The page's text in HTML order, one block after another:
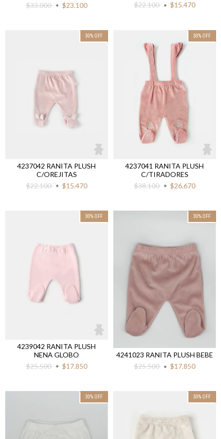
$33.000
$23.100
$22.100
$15.470
30% OFF
4237042 RANITA PLUSH
C/OREJITAS
$22.100
$15.470
30% OFF
4237041 RANITA PLUSH
C/TIRADORES
$38.100
$26.670
30% OFF
4239042 RANITA PLUSH
NENA GLOBO
$25.500
$17.850
30% OFF
4241023 RANITA PLUSH BEBE
$25.500
$17.850
30% OFF 30% OFF